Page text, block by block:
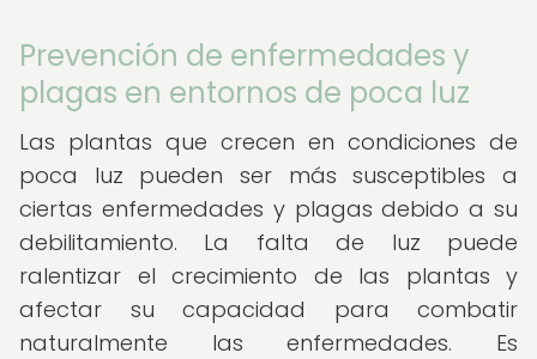
Prevención de enfermedades y
plagas en entornos de poca luz
Las plantas que crecen en condiciones de
poca luz pueden ser más susceptibles a
ciertas enfermedades y plagas debido a su
debilitamiento. La falta de luz puede
ralentizar el crecimiento de las plantas y
afectar su capacidad para combatir
naturalmente las enfermedades. Es